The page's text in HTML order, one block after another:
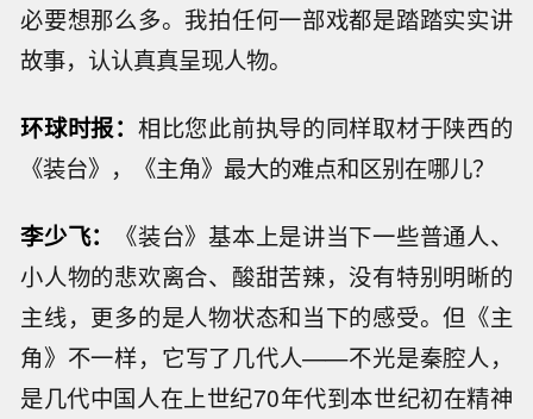
必要想那么多。我拍任何一部戏都是踏踏实实讲
故事，认认真真呈现人物。
环球时报： 相比您此前执导的同样取材于陕西的
《装台》，《主角》最大的难点和区别在哪儿？
李少飞：
《装台》基本上是讲当下一些普通人、
小人物的悲欢离合、酸甜苦辣，没有特别明晰的
主线，更多的是人物状态和当下的感受。但《主
角》不一样，它写了几代人——不光是秦腔人，
是几代中国人在上世纪70年代到本世纪初在精神